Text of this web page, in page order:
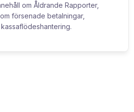
om Åldrande Rapporter,
försenade betalningar,